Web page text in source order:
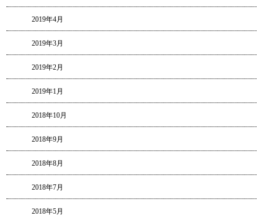
2019年4月
2019年3月
2019年2月
2019年1月
2018年10月
2018年9月
2018年8月
2018年7月
2018年5月